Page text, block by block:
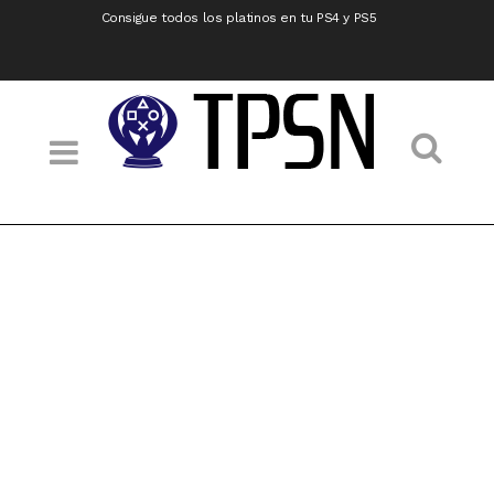
Consigue todos los platinos en tu PS4 y PS5